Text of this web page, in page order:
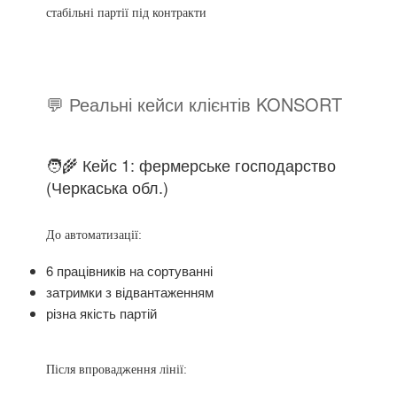
стабільні партії під контракти
💬 Реальні кейси клієнтів KONSORT
🧑‍🌾 Кейс 1: фермерське господарство
(Черкаська обл.)
До автоматизації:
6 працівників на сортуванні
затримки з відвантаженням
різна якість партій
Після впровадження лінії: